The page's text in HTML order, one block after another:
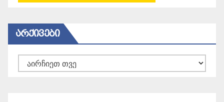
ᲐᲠᲥᲘᲕᲔᲑᲘ
არქივები